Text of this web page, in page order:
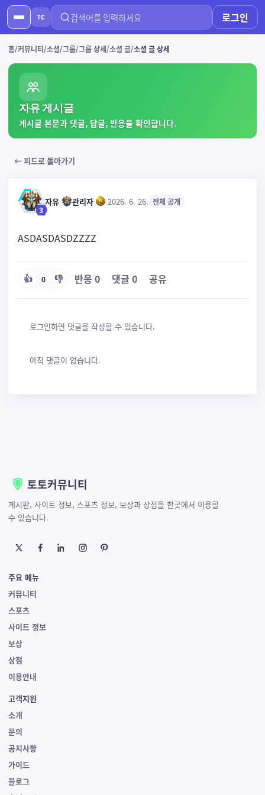
TC 로그인
홈 커뮤니티 소셜 그룹 그룹 상세 소셜 글 소셜 글 상세
자유 게시글
게시글 본문과 댓글, 답글, 반응을 확인합니다.
← 피드로 돌아가기
3
자유· 관리자· ·2026. 6. 26. 전체 공개
ASDASDASDZZZZ
👍 0 👎 반응 0 댓글 0 공유
로그인하면 댓글을 작성할 수 있습니다.
아직 댓글이 없습니다.
토토커뮤니티
게시판, 사이트 정보, 스포츠 정보, 보상과 상점을 한곳에서 이용할
수 있습니다.
주요 메뉴
커뮤니티
스포츠
사이트 정보
보상
상점
이용안내
고객지원
소개
문의
공지사항
가이드
블로그